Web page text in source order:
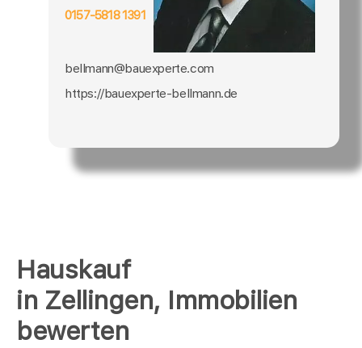
Hauskauf
in Zellingen, Immobilien
bewerten
0157-5818 1391
bellmann@bauexperte.com
https://bauexperte-bellmann.de